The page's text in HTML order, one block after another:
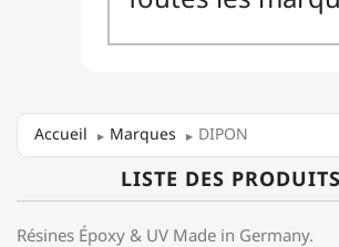
Accueil Marques DIPON
LISTE DES
Résines Époxy & UV Made in Germany.